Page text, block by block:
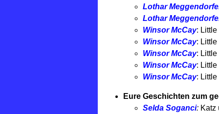
Lothar
Lothar
Winsor McCay: Little
Winsor McCay:
Winsor McCay:
Winsor McCay: Little
Winsor McCay:
Eure Geschichten zum
Selda Soganci: Katz